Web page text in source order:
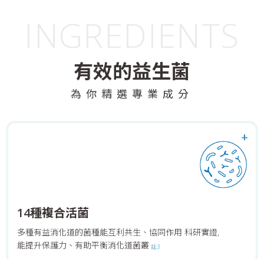
有效的益生菌
為你精選專業成分
+
14種複合活菌
多種有益消化道的菌種能互利共生、協同作用 科研實證,
能提升保護力、有助平衡消化道菌叢 註3